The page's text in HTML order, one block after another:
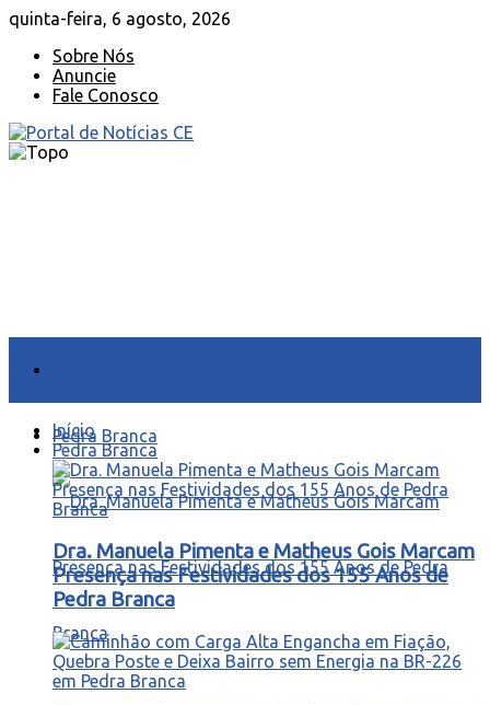
quinta-feira, 6 agosto, 2026
Sobre Nós
Anuncie
Fale Conosco
Pedra Branca
Início
Pedra Branca
Dra. Manuela Pimenta e Matheus Gois Marcam
Presença nas Festividades dos 155 Anos de
Pedra Branca